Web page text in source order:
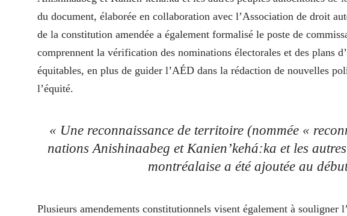
du document, élaborée en collaboration avec l’Association de droit
de la constitution amendée a également formalisé le poste de
comprennent la vérification des nominations électorales et des plans
équitables, en plus de guider l’AÉD dans la rédaction de nouvelles
l’équité.
« Une reconnaissance de territoire (nommée «
nations Anishinaabeg et Kanien’kehá:ka et les
montréalaise a été ajoutée au
Plusieurs amendements constitutionnels visent également à souligner